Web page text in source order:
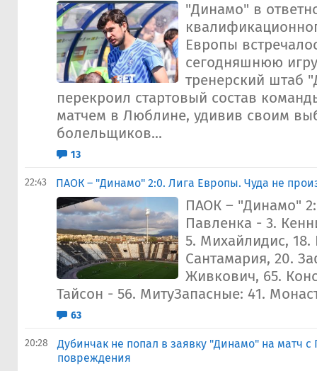
"Динамо" в
Европы
сегодняшнюю
тренерский штаб
перекроил стартовый состав
матчем в Люблине, удивив своим
болельщиков...
13
22:43 ПАОК – "Динамо" 2:0. Лига Европы. Чуда не
ПАОК – "Динамо"
Павленка - 3.
5. Михайлидис, 18.
Сантамария, 20.
Живкович, 65.
Тайсон - 56. МитуЗапасные: 41.
63
20:28
Дубинчак не попал в заявку "Динамо" на матч
повреждения